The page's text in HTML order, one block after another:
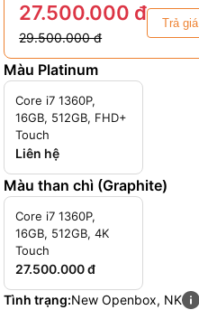
27.500.000 đ
29.500.000 đ
Trả giá
Màu Platinum
Core i7 1360P,
16GB, 512GB, FHD+
Touch
Liên hệ
Màu than chì (Graphite)
Core i7 1360P,
16GB, 512GB, 4K
Touch
27.500.000 đ
Tình trạng:New Openbox, NK